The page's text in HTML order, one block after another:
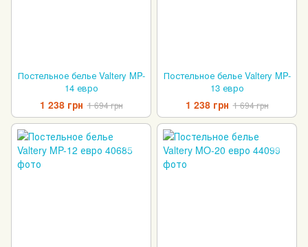
Постельное белье Valtery MP-
14 евро
1 238 грн 1 694 грн
Постельное белье Valtery MP-
13 евро
1 238 грн 1 694 грн